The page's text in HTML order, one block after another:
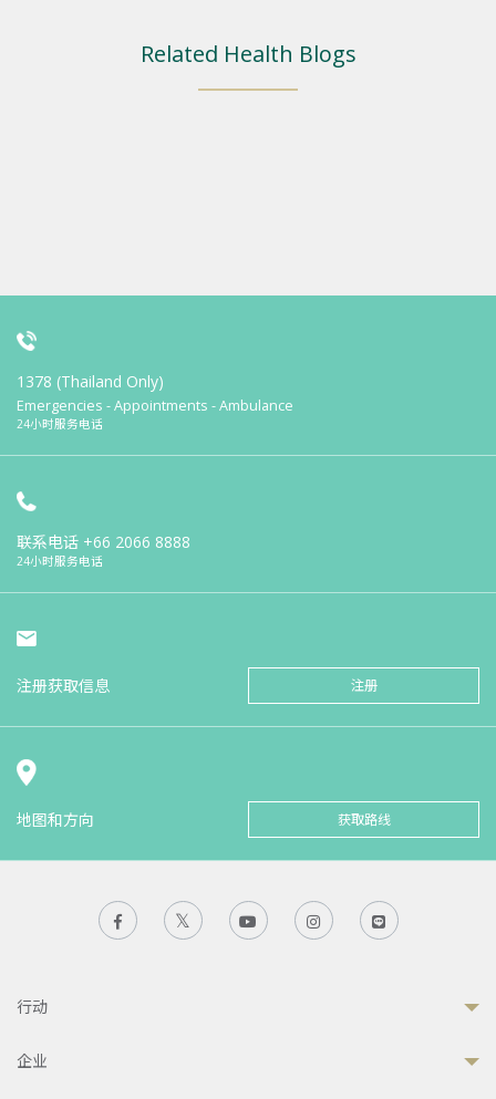
Related Health Blogs
1378 (Thailand Only)
Emergencies - Appointments - Ambulance
24小时服务电话
联系电话 +66 2066 8888
24小时服务电话
注册获取信息 注册
地图和方向 获取路线
行动
企业